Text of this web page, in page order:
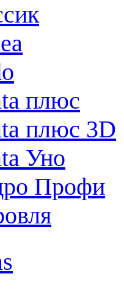
плюс
плюс 3D
Уно
Профи